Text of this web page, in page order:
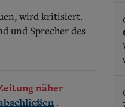
wird kritisiert.
und Sprecher des
näher
.